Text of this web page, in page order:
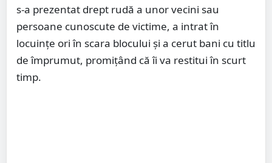
s-a prezentat drept rudă a unor vecini sau
persoane cunoscute de victime, a intrat în
locuințe ori în scara blocului și a cerut bani cu titlu
de împrumut, promițând că îi va restitui în scurt
timp.